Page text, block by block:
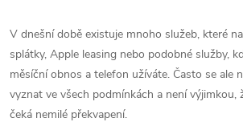
V dnešní době existuje mnoho služeb, které
splátky, Apple leasing nebo podobné služby,
měsíční obnos a telefon užíváte. Často se ale
vyznat ve všech podmínkách a není výjimkou,
čeká nemilé překvapení.